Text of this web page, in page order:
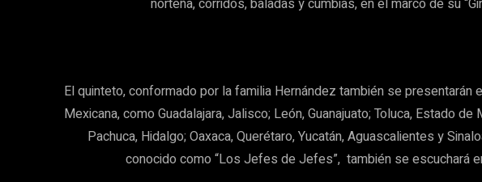
norteña, corridos, baladas y cumbias, en el marco de su
El quinteto, conformado por la familia Hernández también se
Mexicana, como Guadalajara, Jalisco; León, Guanajuato; Toluca, Estado de
Pachuca, Hidalgo; Oaxaca, Querétaro, Yucatán, Aguascalientes y
conocido como “Los Jefes de Jefes”, también se escuchará